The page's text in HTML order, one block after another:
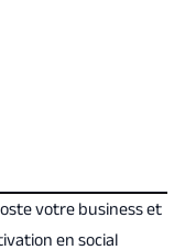
votre business et
en social